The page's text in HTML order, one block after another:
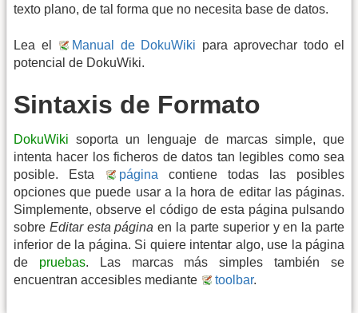
texto plano, de tal forma que no necesita base de datos.
Lea el Manual de DokuWiki para aprovechar todo el
potencial de DokuWiki.
Sintaxis de Formato
DokuWiki soporta un lenguaje de marcas simple, que
intenta hacer los ficheros de datos tan legibles como sea
posible. Esta
página contiene todas las posibles
opciones que puede usar a la hora de editar las páginas.
Simplemente, observe el código de esta página pulsando
sobre Editar esta página en la parte superior y en la parte
inferior de la página. Si quiere intentar algo, use la página
de pruebas. Las marcas más simples también se
encuentran accesibles mediante
toolbar.